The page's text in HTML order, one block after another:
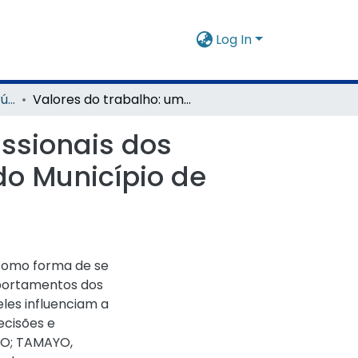
Log In
Mestrado em Gestão Pública e Sociedade Valores do trabalho: um estudo entre os profissionais dos Centros de Referência da Assistência Social do Município de Varginha-MG
dos
Município de
forma de se
dos
influenciam a
e
TAMAYO,